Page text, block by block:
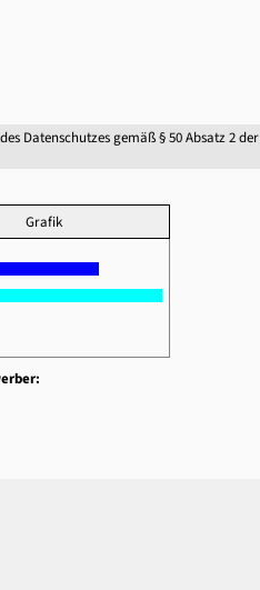
Datenschutzes gemäß § 50 Absatz 2 der
Grafik